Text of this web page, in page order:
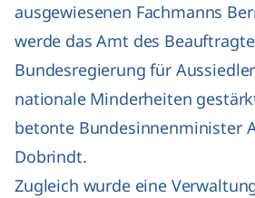
ausgewiesenen Fachmanns
werde das Amt des
Bundesregierung für
nationale Minderheiten
betonte Bundesinnenminister
Dobrindt.
Zugleich wurde eine